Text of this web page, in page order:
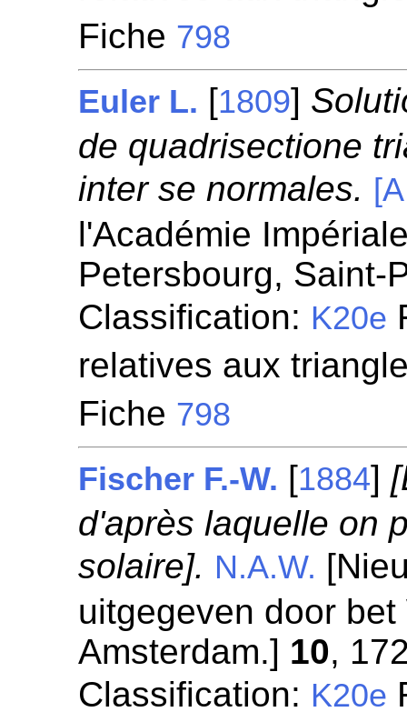
Fiche 798
Euler L. [1809]
de quadrisectione
inter se normales.
l'Académie
Petersbourg, Saint-
Classification: K20e
relatives aux
Fiche 798
Fischer F.-W. [1884]
d'après laquelle on
solaire]. N.A.W.
uitgegeven door
Amsterdam.] 10,
Classification: K20e